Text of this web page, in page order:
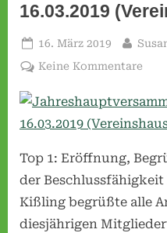
16.03.2019
Posted
on
16. März 2019 By
Keine Kommentare
vom
Top 1: Eröffnung,
der Beschlussfähigkeit
Kißling begrüßte alle
diesjährigen